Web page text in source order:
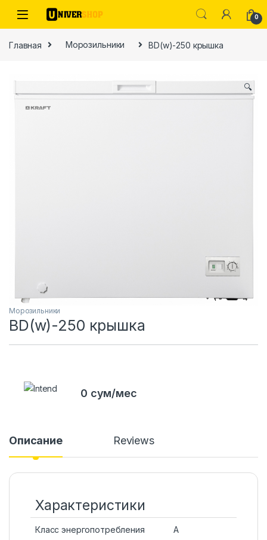
Skip to navigation
Skip to content
0
Главная Морозильники BD(w)-250 крышка
🔍
Морозильники
BD(w)-250 крышка
0 сум/мес
Описание Reviews
Характеристики
Класс энергопотребления A